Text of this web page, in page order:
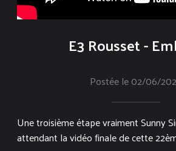
E3 Rousset -
Postée le 02/06/
Une troisième étape vraiment Sunny
attendant la vidéo finale de cette